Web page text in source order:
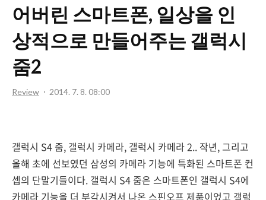
어버린 스마트폰, 일상을 인
상적으로 만들어주는 갤럭시
줌2
Review 2014. 7. 8. 08:00
갤럭시 S4 줌, 갤럭시 카메라, 갤럭시 카메라 2.. 작년, 그리고
올해 초에 선보였던 삼성의 카메라 기능에 특화된 스마트폰 컨
셉의 단말기들이다. 갤럭시 S4 줌은 스마트폰인 갤럭시 S4에
카메라 기능을 더 부각시켜서 나온 스핀오프 제품이었고 갤럭